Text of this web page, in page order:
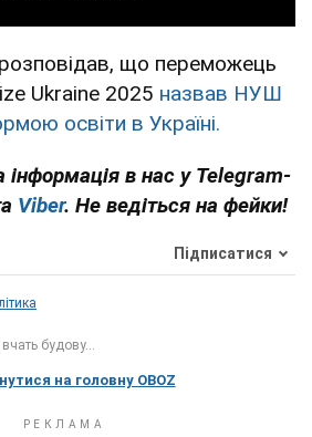
що переможець
Ukraine 2025 назвав НУШ
освіти в Україні.
інформація в нас у Telegram-
Viber. Не ведіться на фейки!
Підписатися
вчать будову...
на головну OBOZ